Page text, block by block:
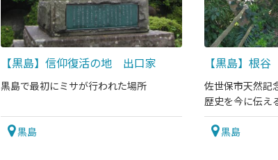
【黒島】信仰復活の地 出口家
黒島で最初にミサが行われた場所
黒島
【黒島】根
佐世保市天然記
歴史を今に伝え
黒島